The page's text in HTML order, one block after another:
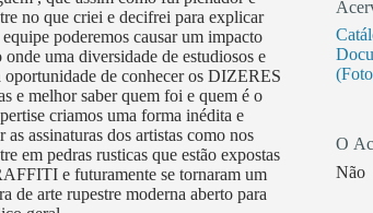
no que criei e decifrei para explicar
poderemos causar um impacto
uma diversidade de estudiosos e
oportunidade de conhecer os DIZERES
e melhor saber quem foi e quem é o
criamos uma forma inédita e
as assinaturas dos artistas como nos
em pedras rusticas que estão expostas
e futuramente se tornaram um
de arte rupestre moderna aberto para
O
Não